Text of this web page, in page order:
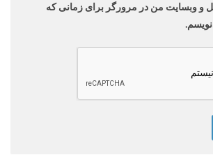
و وبسایت من در مرورگر برای زمانی که